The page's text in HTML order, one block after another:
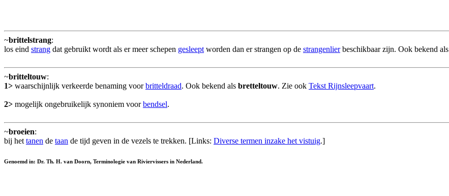
~brittelstrang:
los eind strang dat gebruikt wordt als er meer schepen gesleept worden dan er strangen op de strangenlierbeschikbaar zijn. Ook bekend als
~britteltouw:
1> waarschijnlijk verkeerde benaming voorbritteldraad. Ook bekend als bretteltouw. Zie ook Tekst Rijnsleepvaart.
2> mogelijk ongebruikelijk synoniem voorbendsel.
~broeien:
bij het tanen de taan de tijd geven in de vezels te trekken. [Links: Diverse termen inzake het vistuig.]
Genoemd in: Dr. Th. H. van Doorn, Terminologie van Riviervissers in Nederland.